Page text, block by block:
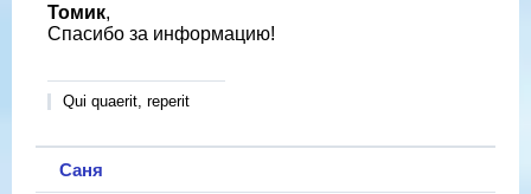
Томик,
Спасибо за информацию!
Qui quaerit, reperit
Саня